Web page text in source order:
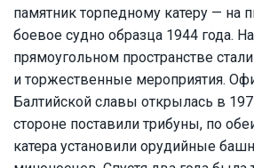
памятник торпедному катеру — на
боевое судно образца 1944 года.
прямоугольном пространстве
и торжественные мероприятия.
Балтийской славы открылась в
стороне поставили трибуны, по
катера установили орудийные